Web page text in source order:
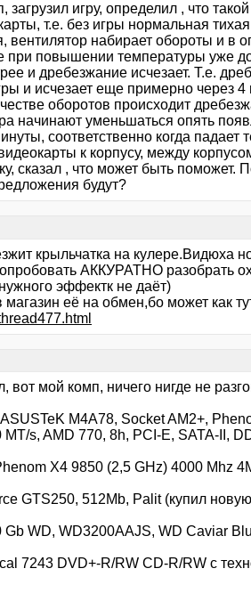
загрузил игру, определил , что
т.е. без игры нормальная
вентилятор набирает обороты и в
при повышении температуры уже
и дребезжание исчезает. Т.е.
и исчезает еще примерно через
оборотов происходит
начинают уменьшаться опять
соответственно когда
к корпусу, между
сказал , что может быть поможет.
будут?
крыльчатка на кулере.Видюха
АККУРАТНО разобрать
эффектк не даёт)
её на обмен,бо может как
вот мой комп, ничего нигде не
М4А78, Socket AM2+,
s, AMD 770, 8h, PCI-E, SATA-II,
X4 9850 (2,5 GHz) 4000 Mhz
GTS250, 512Mb, Palit (купил
Gb WD, WD3200AAJS, WD Caviar
7243 DVD+-R/RW CD-R/RW с